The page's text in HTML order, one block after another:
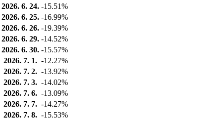
2026. 6. 24. -15.51%
2026. 6. 25. -16.99%
2026. 6. 26. -19.39%
2026. 6. 29. -14.52%
2026. 6. 30. -15.57%
2026. 7. 1. -12.27%
2026. 7. 2. -13.92%
2026. 7. 3. -14.02%
2026. 7. 6. -13.09%
2026. 7. 7. -14.27%
2026. 7. 8. -15.53%